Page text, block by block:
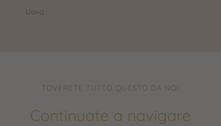
Uova
TOVERETE TUTTO QUESTO DA NOI
Continuate a navigare